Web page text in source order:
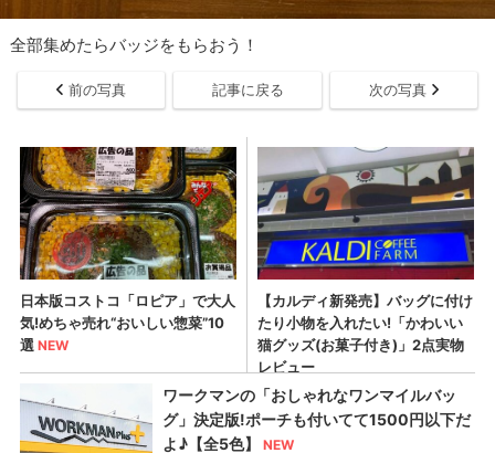
全部集めたらバッジをもらおう！
前の写真 記事に戻る 次の写真